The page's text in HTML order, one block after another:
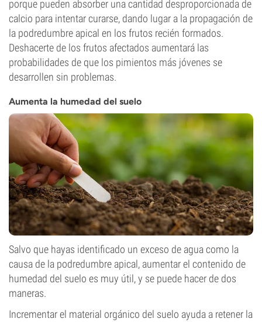
porque pueden absorber una cantidad desproporcionada de
calcio para intentar curarse, dando lugar a la propagación de
la podredumbre apical en los frutos recién formados.
Deshacerte de los frutos afectados aumentará las
probabilidades de que los pimientos más jóvenes se
desarrollen sin problemas.
Aumenta la humedad del suelo
Salvo que hayas identificado un exceso de agua como la
causa de la podredumbre apical, aumentar el contenido de
humedad del suelo es muy útil, y se puede hacer de dos
maneras.
Incrementar el material orgánico del suelo ayuda a retener la